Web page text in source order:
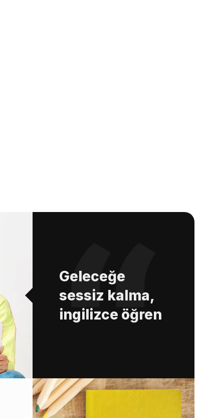
Geleceğe
sessiz kalma,
ingilizce öğren